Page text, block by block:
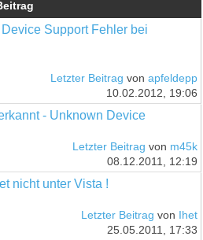
Support Fehler bei
Letzter Beitrag von apfeldepp
10.02.2012, 19:06
- Unknown Device
Letzter Beitrag von m45k
08.12.2011, 12:19
nicht unter Vista !
Letzter Beitrag von Ihet
25.05.2011, 17:33